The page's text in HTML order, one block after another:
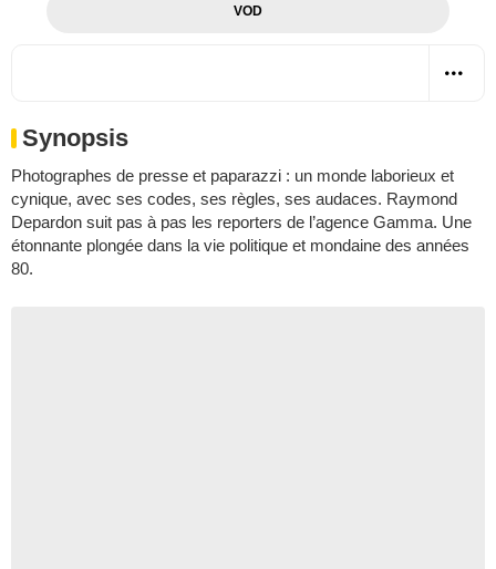
VOD
Synopsis
Photographes de presse et paparazzi : un monde laborieux et
cynique, avec ses codes, ses règles, ses audaces. Raymond
Depardon suit pas à pas les reporters de l’agence Gamma. Une
étonnante plongée dans la vie politique et mondaine des années
80.